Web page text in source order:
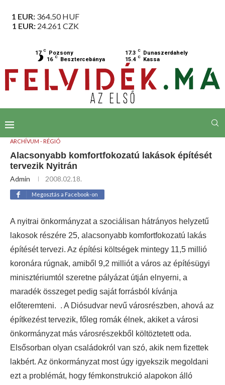
1 EUR: 364.50HUF
1 EUR: 24.261 CZK
17 C Pozsony 17.3 C
Dunaszerdahely
16 C Besztercebánya 15.4 C Kassa
ARCHÍVUM - RÉGIÓ
Alacsonyabb komfortfokozatú lakások építését
tervezik Nyitrán
Admin 2008.02.18.
Megosztás a Facebook-on
A nyitrai önkormányzat a szociálisan hátrányos helyzetű
lakosok részére 25, alacsonyabb komfortfokozatú lakás
építését tervezi. Az építési költségek mintegy 11,5 millió
koronára rúgnak, amiből 9,2 milliót a város az építésügyi
minisztériumtól szeretne pályázat útján elnyerni, a
maradék összeget pedig saját forrásból kívánja
előteremteni. . A Diósudvar nevű városrészben, ahová az
építkezést tervezik, főleg romák élnek, akiket a városi
önkormányzat más városrészekből költöztetett oda.
Elsősorban olyan családokról van szó, akik nem fizettek
lakbért. Az önkormányzat most úgy igyekszik megoldani
ezt a problémát, hogy fémkonstrukció alapokon álló